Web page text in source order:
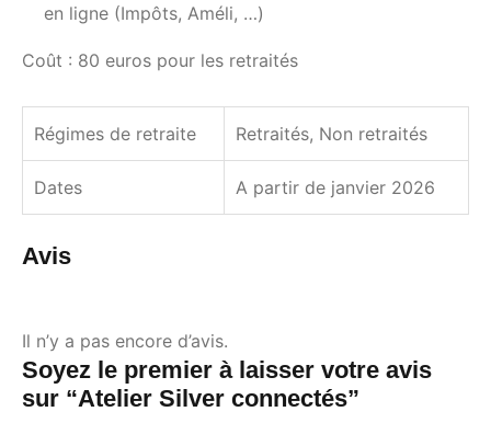
en ligne (Impôts, Améli, …)
Coût : 80 euros pour les retraités
Régimes de retraite Retraités, Non retraités
Dates A partir de janvier 2026
Avis
Il n’y a pas encore d’avis.
Soyez le premier à laisser votre avis
sur “Atelier Silver connectés”